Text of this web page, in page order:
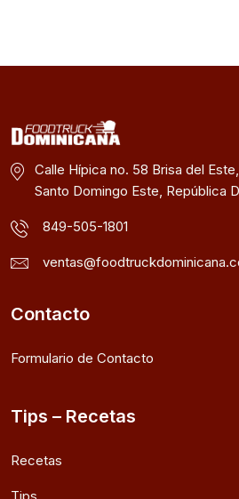
Calle Hípica no. 58 Brisa del
Santo Domingo Este, República
849-505-1801
Contacto
Formulario de Contacto
Tips – Recetas
Recetas
Tips